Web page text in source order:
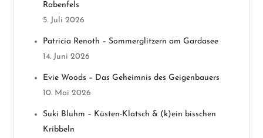
g
Rabenfels
5. Juli 2026
Patricia Renoth – Sommerglitzern am Gardasee
14. Juni 2026
Evie Woods – Das Geheimnis des Geigenbauers
10. Mai 2026
Suki Bluhm – Küsten-Klatsch & (k)ein bisschen
Kribbeln